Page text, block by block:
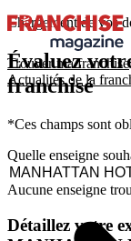
Trouver ma franchise
Actualités de la
Chargement de vos
Évaluez
franchisé
*Ces champs sont
Quelle enseigne
Aucune enseigne
Détaillez votre